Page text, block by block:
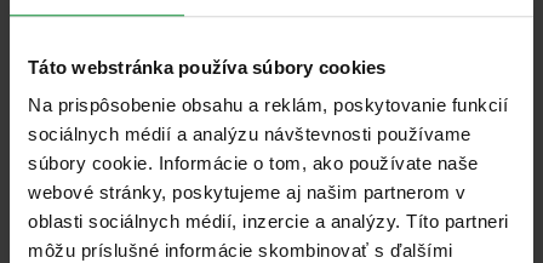
Táto webstránka používa súbory cookies
Na prispôsobenie obsahu a reklám, poskytovanie funkcií
sociálnych médií a analýzu návštevnosti používame
súbory cookie. Informácie o tom, ako používate naše
webové stránky, poskytujeme aj našim partnerom v
oblasti sociálnych médií, inzercie a analýzy. Títo partneri
môžu príslušné informácie skombinovať s ďalšími
„%%dotaz%%“
Filtrovanie produktov